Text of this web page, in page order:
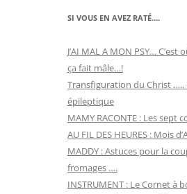
SI VOUS EN AVEZ RATÉ….
J’AI MAL A MON PSY… C’est
ça fait mâle…!
Transfiguration du Christ
épileptique
MAMY RACONTE : Les sept
AU FIL DES HEURES : Mois
MADDY : Astuces pour la
fromages ….
INSTRUMENT : Le Cornet à